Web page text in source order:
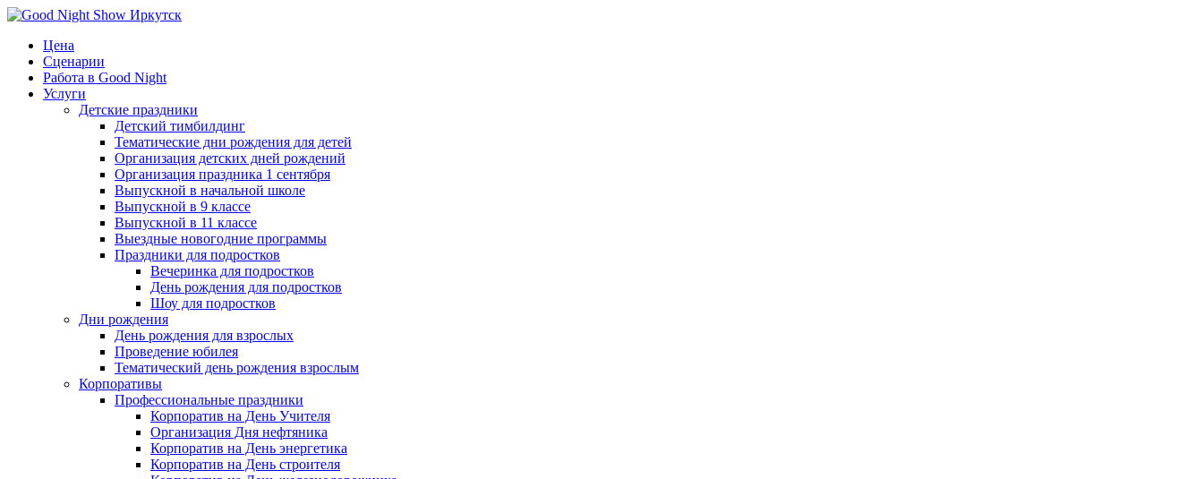
Цена
Сценарии
Работа в Good Night
Услуги
Детские праздники
Детский тимбилдинг
Тематические дни рождения для детей
Организация детских дней рождений
Организация праздника 1 сентября
Выпускной в начальной школе
Выпускной в 9 классе
Выпускной в 11 классе
Выездные новогодние программы
Праздники для подростков
Вечеринка для подростков
День рождения для подростков
Шоу для подростков
Дни рождения
День рождения для взрослых
Проведение юбилея
Тематический день рождения взрослым
Корпоративы
Профессиональные праздники
Корпоратив на День Учителя
Организация Дня нефтяника
Корпоратив на День энергетика
Корпоратив на День строителя